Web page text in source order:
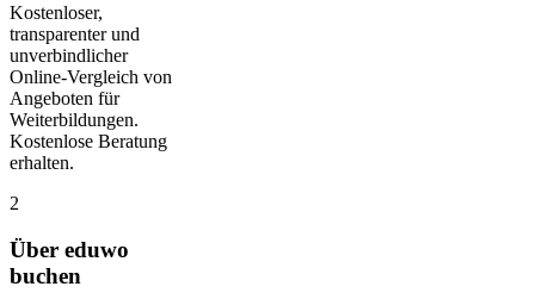
Kostenloser,
transparenter und
unverbindlicher
Online-Vergleich von
Angeboten für
Weiterbildungen.
Kostenlose Beratung
erhalten.
2
Über eduwo
buchen